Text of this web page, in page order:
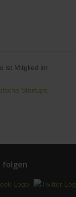
ist Mitglied im
folgen